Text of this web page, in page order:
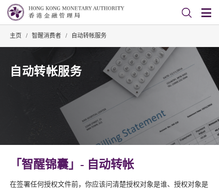
主页 / 智醒消费者 / 自动转帐服务
自动转帐服务
「智醒锦囊」- 自动转帐
在签署任何授权文件前，你应该问清楚授权对象是谁、授权对象是